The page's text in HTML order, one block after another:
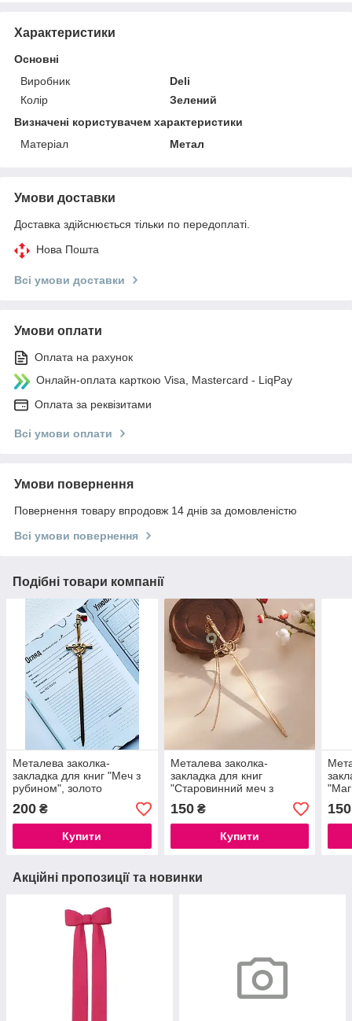
Характеристики
Основні
Виробник
Deli
Колір
Зелений
Визначені користувачем характеристики
Матеріал
Метал
Умови доставки
Доставка здійснюється тільки по передоплаті.
Нова Пошта
Всі умови доставки
Умови оплати
Оплата на рахунок
Онлайн-оплата карткою Visa, Mastercard - LiqPay
Оплата за реквізитами
Всі умови оплати
Умови повернення
Повернення товару впродовж 14 днів за домовленістю
Всі умови повернення
Подібні товари компанії
Металева заколка-
закладка для книг "Меч з
рубином", золото
200 ₴
Купити
Металева заколка-
закладка для книг
"Старовинний меч з
ланцюжком", золото
150₴
Купити
150
Акційні пропозиції та новинки